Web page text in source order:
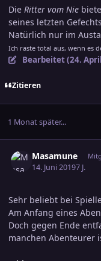
Die Ritter vom Nie
seines letzten
Natürlich nur im
Ich raste total aus, wenn es
Bearbeitet (24.
Zitieren
1 Monat später...
Masamune
14. Juni 20197 J.
Sehr beliebt bei
Am Anfang eines
Doch gegen Ende
manchen Abenteurer